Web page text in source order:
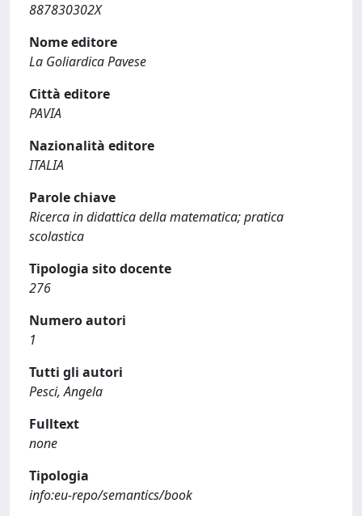
887830302X
Nome editore
La Goliardica Pavese
Città editore
PAVIA
Nazionalità editore
ITALIA
Parole chiave
Ricerca in didattica della matematica; pratica
scolastica
Tipologia sito docente
276
Numero autori
1
Tutti gli autori
Pesci, Angela
Fulltext
none
Tipologia
info:eu-repo/semantics/book